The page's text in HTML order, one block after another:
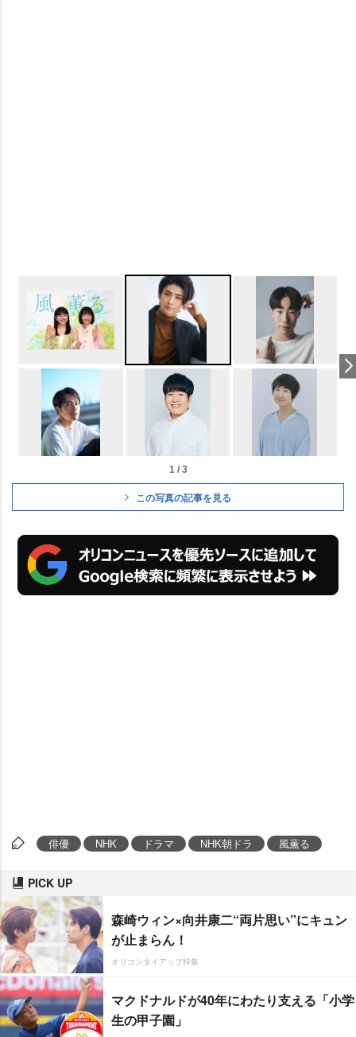
1 / 3
この写真の記事を見る
俳優 NHK ドラマ NHK朝ドラ 風薫る
PICK UP
森崎ウィン×向井康二“両片思い”にキュン
が止まらん！
オリコンタイアップ特集
マクドナルドが40年にわたり支える「小学
生の甲子園」